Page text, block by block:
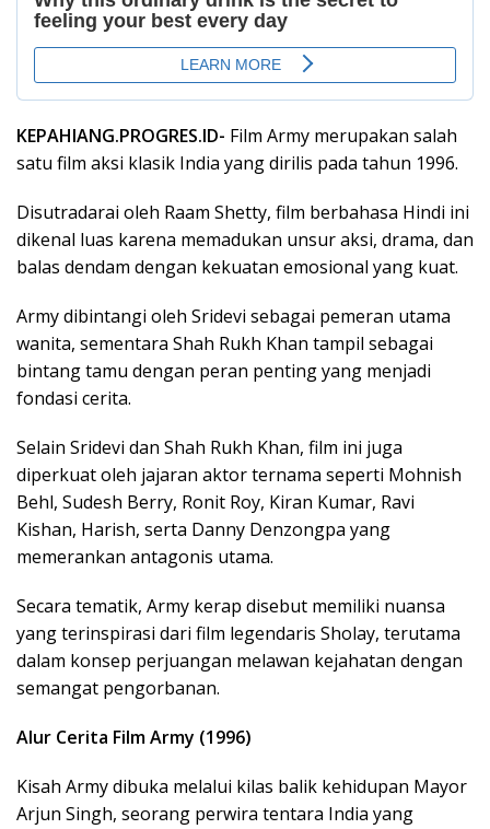
KEPAHIANG.PROGRES.ID- Film Army merupakan salah
satu film aksi klasik India yang dirilis pada tahun 1996.
Disutradarai oleh Raam Shetty, film berbahasa Hindi ini
dikenal luas karena memadukan unsur aksi, drama, dan
balas dendam dengan kekuatan emosional yang kuat.
Army dibintangi oleh Sridevi sebagai pemeran utama
wanita, sementara Shah Rukh Khan tampil sebagai
bintang tamu dengan peran penting yang menjadi
fondasi cerita.
Selain Sridevi dan Shah Rukh Khan, film ini juga
diperkuat oleh jajaran aktor ternama seperti Mohnish
Behl, Sudesh Berry, Ronit Roy, Kiran Kumar, Ravi
Kishan, Harish, serta Danny Denzongpa yang
memerankan antagonis utama.
Secara tematik, Army kerap disebut memiliki nuansa
yang terinspirasi dari film legendaris Sholay, terutama
dalam konsep perjuangan melawan kejahatan dengan
semangat pengorbanan.
Alur Cerita Film Army (1996)
Kisah Army dibuka melalui kilas balik kehidupan Mayor
Arjun Singh, seorang perwira tentara India yang